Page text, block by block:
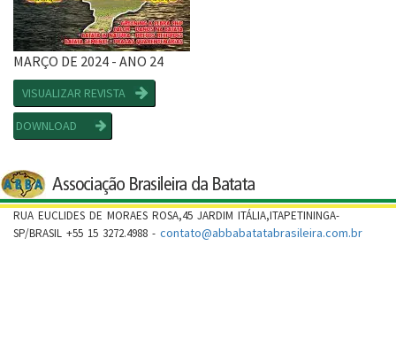
MARÇO DE 2024 - ANO 24
VISUALIZAR REVISTA
DOWNLOAD
RUA EUCLIDES DE MORAES ROSA,45 JARDIM ITÁLIA,ITAPETININGA-
SP/BRASIL +55 15 3272.4988 - contato@abbabatatabrasileira.com.br